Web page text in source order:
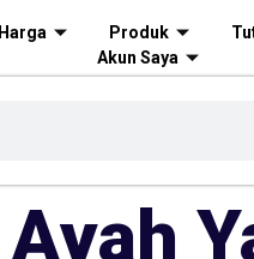
Harga Produk
Akun Saya